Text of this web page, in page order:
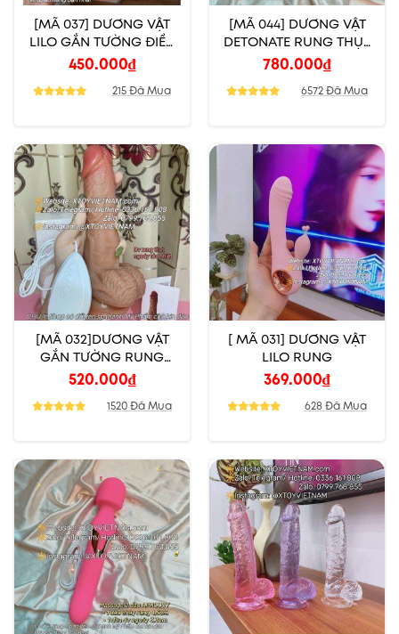
[MÃ 037] DƯƠNG VẬT
LILO GẮN TƯỜNG ĐIỀU
KHIỂN TỪ XA
450.000₫
215 Đã Mua
[MÃ 044] DƯƠNG VẬT
DETONATE RUNG THỤT
TOẢ NHIỆT LIẾM
780.000₫
6572 Đã Mua
[MÃ 032]DƯƠNG VẬT
GẮN TƯỜNG RUNG
NGOÁY THỤT NHIỆT
520.000₫
1520 Đã Mua
[ MÃ 031] DƯƠNG VẬT
LILO RUNG
369.000₫
628 Đã Mua